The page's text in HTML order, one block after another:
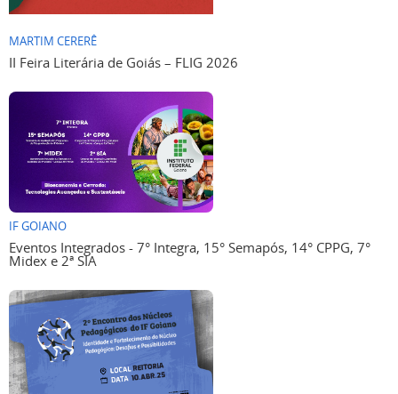
MARTIM CERERÊ
II Feira Literária de Goiás – FLIG 2026
IF GOIANO
Eventos Integrados - 7° Integra, 15° Semapós, 14° CPPG, 7°
Midex e 2ª SIA